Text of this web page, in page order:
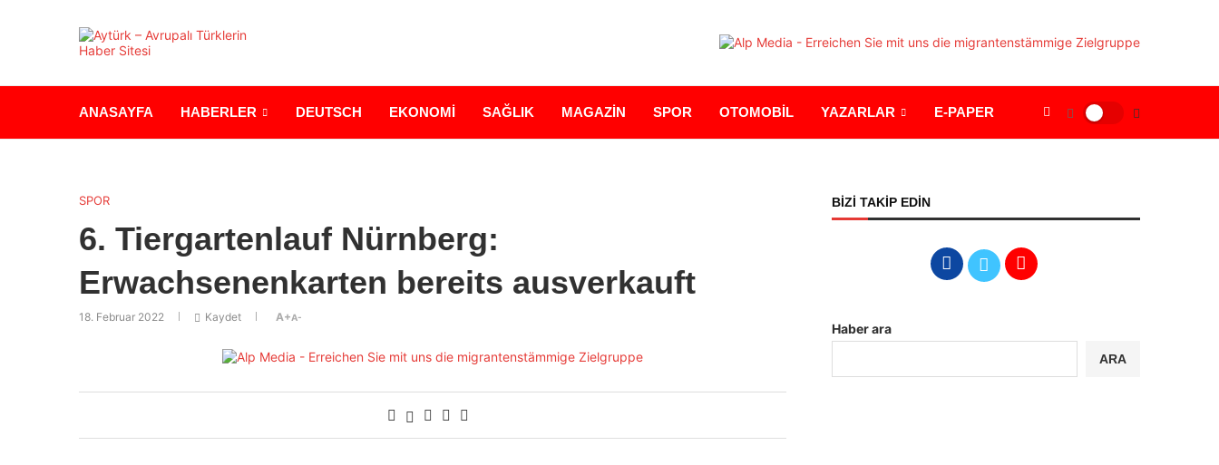
ANASAYFA HABERLER DEUTSCH EKONOMİ SAĞLIK MAGAZİN SPOR OTOMOBİL YAZARLAR E-PAPER
SPOR
6. Tiergartenlauf Nürnberg:
Erwachsenenkarten bereits ausverkauft
18. Februar 2022 Kaydet A+A-
BİZİ TAKİP EDİN
Haber ara
ARA